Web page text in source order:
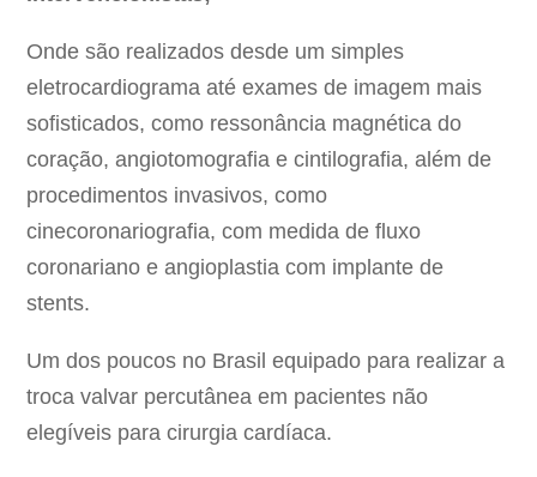
Onde são realizados desde um simples
eletrocardiograma até exames de imagem mais
sofisticados, como ressonância magnética do
coração, angiotomografia e cintilografia, além de
procedimentos invasivos, como
cinecoronariografia, com medida de fluxo
coronariano e angioplastia com implante de
stents.
Um dos poucos no Brasil equipado para realizar a
troca valvar percutânea em pacientes não
elegíveis para cirurgia cardíaca.